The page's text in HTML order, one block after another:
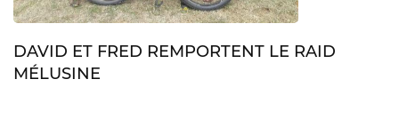
DAVID ET FRED REMPORTENT LE RAID
MÉLUSINE